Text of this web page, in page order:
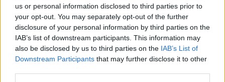
us or personal information disclosed to third parties prior to
your opt-out. You may separately opt-out of the further
disclosure of your personal information by third parties on the
IAB’s list of downstream participants. This information may
also be disclosed by us to third parties on the IAB’s List of
Downstream Participants that may further disclose it to other